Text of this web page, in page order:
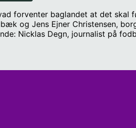
forventer baglandet at det skal
og Jens Ejner Christensen,
Nicklas Degn, journalist på
ledelsesstil uholdbar?